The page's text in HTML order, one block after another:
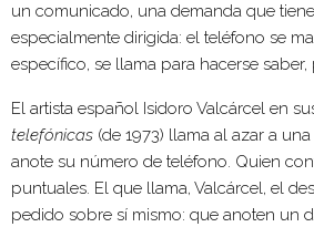
un comunicado, una demanda que
especialmente dirigida: el teléfono se
específico, se llama para hacerse
El artista español Isidoro Valcárcel en
telefónicas (de 1973) llama al azar a
anote su número de teléfono. Quien
puntuales. El que llama, Valcárcel, el
pedido sobre sí mismo: que anoten un